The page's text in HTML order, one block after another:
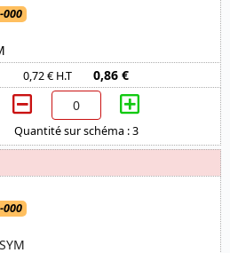
000
0,72 € H.T 0,86 €
Quantité sur schéma : 3
000